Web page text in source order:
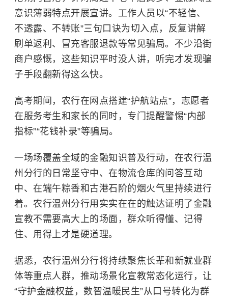
意识薄弱特点开展宣讲。工作人员以“不轻信、
不透露、不转账”三句口诀为切入点，反复讲解
刷单返利、冒充客服退款等常见骗局。不少沿街
商户感慨，这些知识平时没人讲，听完才发现骗
子手段翻新得这么快。
高考期间，农行在网点搭建“护航站点”，志愿者
在服务考生和家长的同时，专门提醒警惕“内部
指标”“花钱补录”等骗局。
一场场覆盖全域的金融知识普及行动，在农行温
州分行的日常坚守中、在物流仓库的问答互动
中、在端午粽香和古港石阶的烟火气里持续进行
着。农行温州分行用实实在在的触达证明了金融
宣教不需要高大上的场面，群众听得懂、记得
住、用得上才是硬道理。
据悉，农行温州分行将持续聚焦长辈和新就业群
体等重点人群，推动场景化宣教常态化运行，让
“守护金融权益，数智温暖民生”从口号转化为群